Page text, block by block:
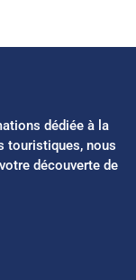
dédiée à la
touristiques, nous
découverte de